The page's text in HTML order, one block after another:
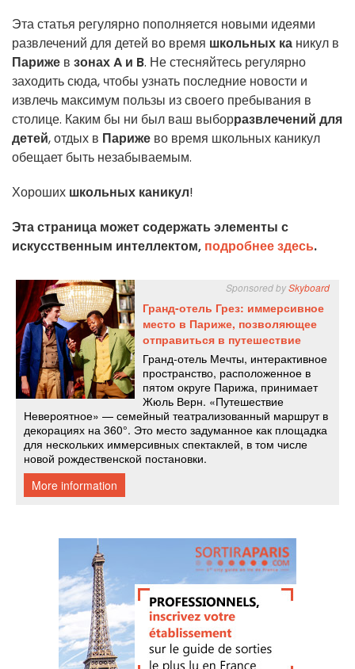
Эта статья регулярно пополняется новыми идеями
развлечений для детей во время школьных ка никул в
Париже в зонах A и B. Не стесняйтесь регулярно
заходить сюда, чтобы узнать последние новости и
извлечь максимум пользы из своего пребывания в
столице. Каким бы ни был ваш выборразвлечений для
детей, отдых в Париже во время школьных каникул
обещает быть незабываемым.
Хороших школьных каникул!
Эта страница может содержать элементы с
искусственным интеллектом, подробнее здесь.